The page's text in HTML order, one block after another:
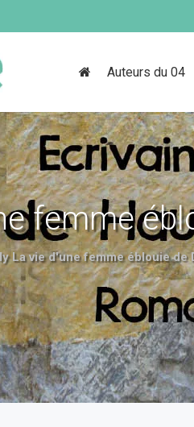
Auteurs du 04
femme
La vie d'une femme éblouie de